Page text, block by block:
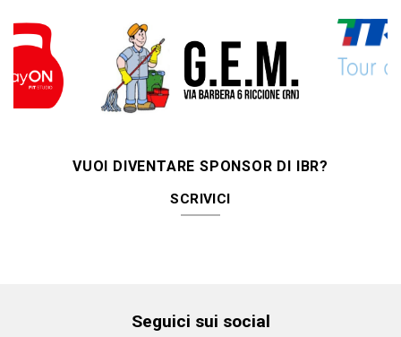
VUOI DIVENTARE SPONSOR DI IBR?
SCRIVICI
Seguici sui social